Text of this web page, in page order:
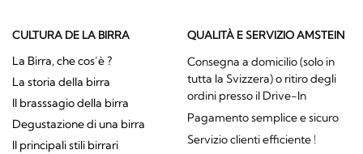
CULTURA DE LA BIRRA
La Birra, che cos’è ?
La storia della birra
Il brasssagio della birra
Degustazione di una birra
Il principali stili birrari
QUALITÀ E SERVIZIO AMSTEIN
Consegna a domicilio (solo in
tutta la Svizzera) o ritiro degli
ordini presso il Drive-In
Pagamento semplice e sicuro
Servizio clienti efficiente !